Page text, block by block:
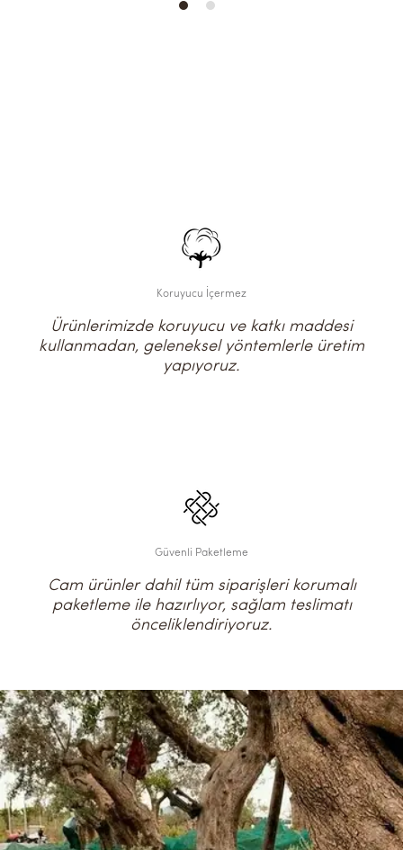
Koruyucu İçermez
Ürünlerimizde koruyucu ve katkı maddesi
kullanmadan, geleneksel yöntemlerle üretim
yapıyoruz.
Güvenli Paketleme
Cam ürünler dahil tüm siparişleri korumalı
paketleme ile hazırlıyor, sağlam teslimatı
önceliklendiriyoruz.